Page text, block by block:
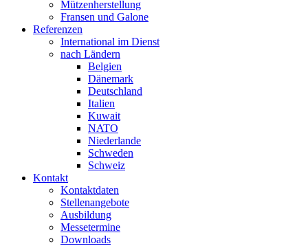
Mützenherstellung
Fransen und Galone
Referenzen
International im Dienst
nach Ländern
Belgien
Dänemark
Deutschland
Italien
Kuwait
NATO
Niederlande
Schweden
Schweiz
Kontakt
Kontaktdaten
Stellenangebote
Ausbildung
Messetermine
Downloads